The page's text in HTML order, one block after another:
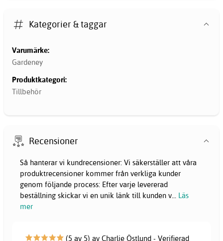
Kategorier & taggar
Varumärke:
Gardeney
Produktkategori:
Tillbehör
Recensioner
Så hanterar vi kundrecensioner: Vi säkerställer att våra
produktrecensioner kommer från verkliga kunder
genom följande process: Efter varje levererad
beställning skickar vi en unik länk till kunden v... Läs
mer
(5 av 5) av Charlie Östlund - Verifierad